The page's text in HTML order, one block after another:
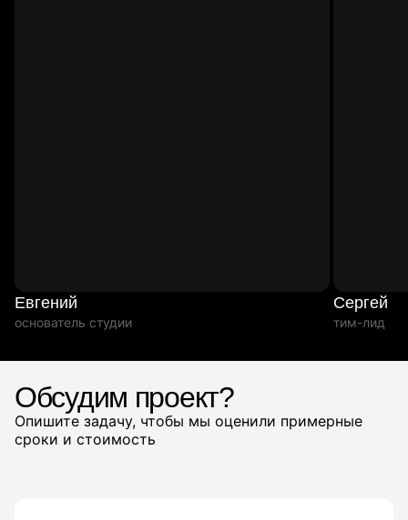
Евгений
основатель студии
Сергей
тим-лид
Обсудим проект?
Опишите задачу, чтобы мы оценили примерные
сроки и стоимость